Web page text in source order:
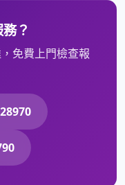
？
免費上門檢查報